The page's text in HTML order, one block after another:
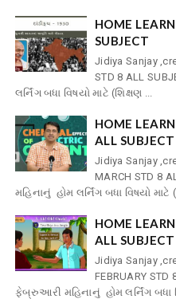
HOME
SUBJECT
Jidiya Sanjay
STD 8 ALL
લર્નિંગ બધા વિષયો માટે (શિક્ષણ ...
HOME
ALL SUBJECT
Jidiya Sanjay
MARCH STD 8
મહિનાનું હોમ લર્નિંગ બધા વિષયો માટે
HOME
ALL SUBJECT
Jidiya Sanjay
FEBRUARY
ફેબ્રુઆરી મહિનાનું હોમ લર્નિંગ બધા